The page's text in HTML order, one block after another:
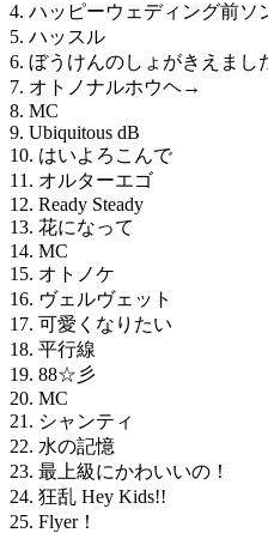
4. ハッピーウェディング前ソ
5. ハッスル
6. ぼうけんのしょがきえまし
7. オトノナルホウヘ→
8. MC
9. Ubiquitous dB
10. はいよろこんで
11. オルターエゴ
12. Ready Steady
13. 花になって
14. MC
15. オトノケ
16. ヴェルヴェット
17. 可愛くなりたい
18. 平行線
19. 88☆彡
20. MC
21. シャンティ
22. 水の記憶
23. 最上級にかわいいの！
24. 狂乱 Hey Kids!!
25. Flyer！